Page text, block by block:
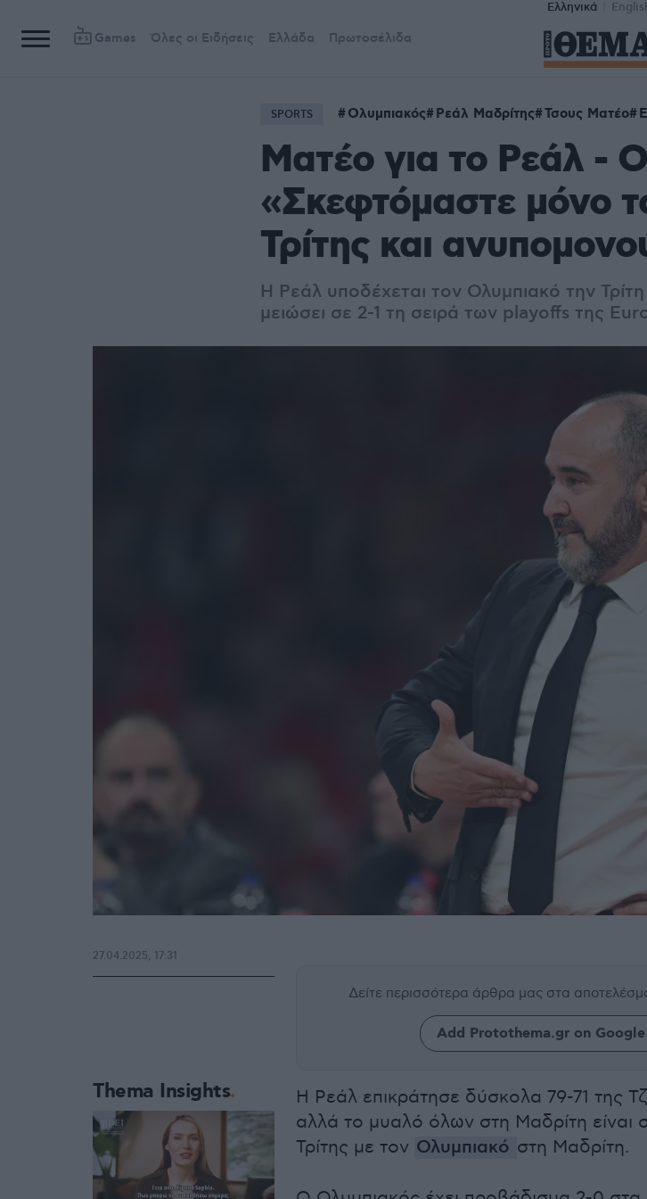
Ελληνικά
Games Όλες οι Ειδήσεις Ελλάδα Πρωτοσέλιδα
SPORTS Ολυμπιακός Ρεάλ Μαδρίτης Τσους Ματέο
Ματέο για το Ρεάλ -
«Σκεφτόμαστε μόνο
Τρίτης και
Η Ρεάλ υποδέχεται τον Ολυμπιακό την
μειώσει σε 2-1 τη σειρά των playoffs της
Δείτε περισσότερα άρθρα μας στα
Add Protothema.gr on Google
H Ρεάλ επικράτησε δύσκολα 79-71 της
αλλά το μυαλό όλων στη Μαδρίτη είναι
Τρίτης με τον Ολυμπιακό στη Μαδρίτη.
27.04.2025, 17:31
Thema Insights